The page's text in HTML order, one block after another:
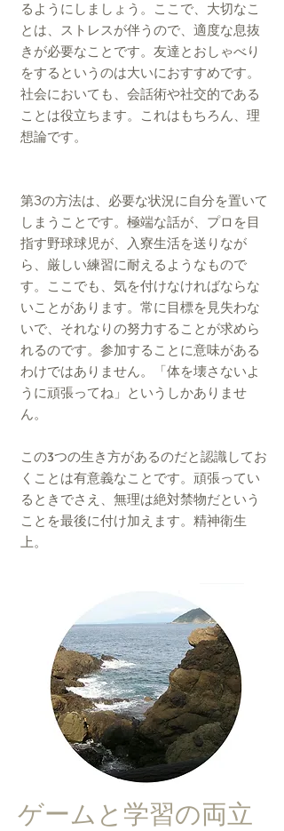
るようにしましょう。ここで、大切なこ
とは、ストレスが伴うので、適度な息抜
きが必要なことです。友達とおしゃべり
をするというのは大いにおすすめです。
社会においても、会話術や社交的である
ことは役立ちます。これはもちろん、理
想論です。
​第3の方法は、必要な状況に自分を置いて
しまうことです。極端な話が、プロを目
指す野球球児が、入寮生活を送りなが
ら、厳しい練習に耐えるようなもので
す。ここでも、気を付けなければならな
いことがあります。常に目標を見失わな
いで、それなりの努力することが求めら
れるのです。参加することに意味がある
わけではありません。「体を壊さないよ
うに頑張ってね」というしかありませ
ん。
この3つの生き方があるのだと認識してお
くことは有意義なことです。頑張ってい
るときでさえ、無理は絶対禁物だという
ことを最後に付け加えます。精神衛生
上。
ゲームと学習の両立